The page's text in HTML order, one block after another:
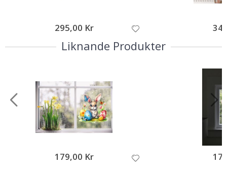
295,00 Kr
Liknande Produkter
179,00 Kr